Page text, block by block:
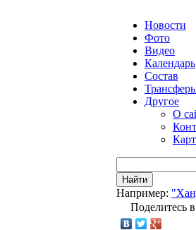
Новости
Фото
Видео
Календарь
Состав
Другое
О
Найти
Например:
Поделитесь